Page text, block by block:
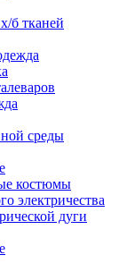
б тканей
среды
костюмы
электричества
дуги